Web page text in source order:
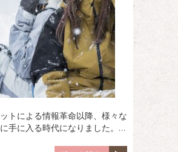
トによる情報革命以降、様々な
手に入る時代になりました。…